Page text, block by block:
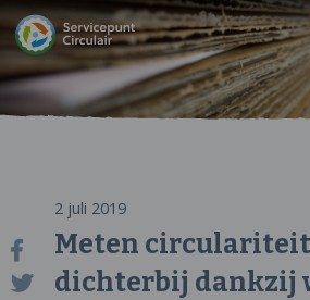
2 juli 2019
Meten
dichterbij dankzij